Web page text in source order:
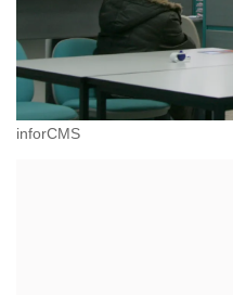
inforCMS